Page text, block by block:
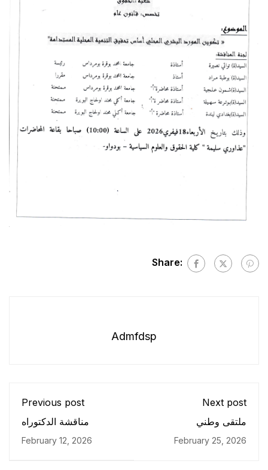
Share:
Admfdsp
Previous post
مناقشة الدكتوراه
February 12, 2026
Next post
ملتقى وطني
February 25, 2026